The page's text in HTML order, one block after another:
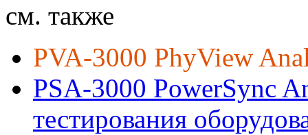
см. также
PVA-3000 PhyView
PSA-3000 PowerSync
тестирования